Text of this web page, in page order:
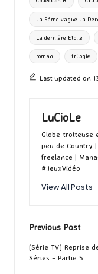
o
k
o
n
g
er
La 5ème vague La
La dernière Etoile
roman trilogie
Last updated on
LuCioLe
Globe-trotteuse
peu de Country
freelance |
#JeuxVidéo
View All Posts
Post
Previous Post
[Série TV] Reprise
Séries – Partie 5